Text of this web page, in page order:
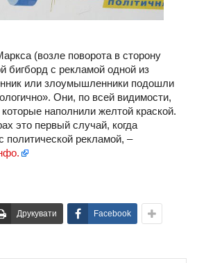
(возле поворота в сторону
бигборд с рекламой одной из
или злоумышленники подошли
Они, по всей видимости,
наполнили желтой краской.
это первый случай, когда
политической рекламой, –
Друкувати Facebook